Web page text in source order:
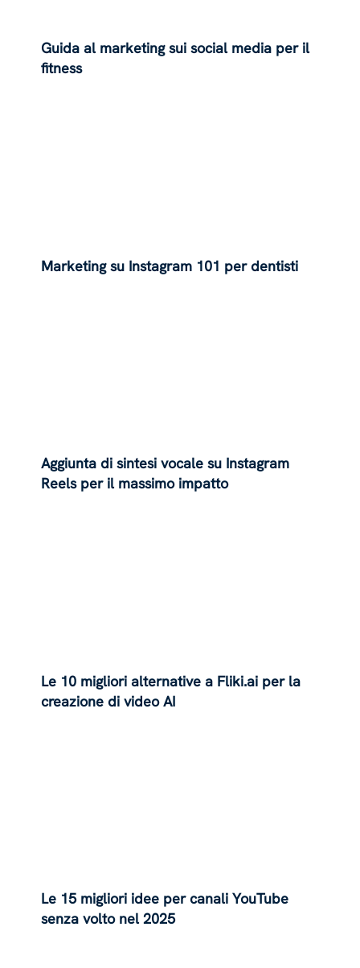
Guida al marketing sui social media per il
fitness
Marketing su Instagram 101 per dentisti
Aggiunta di sintesi vocale su Instagram
Reels per il massimo impatto
Le 10 migliori alternative a Fliki.ai per la
creazione di video AI
Le 15 migliori idee per canali YouTube
senza volto nel 2025